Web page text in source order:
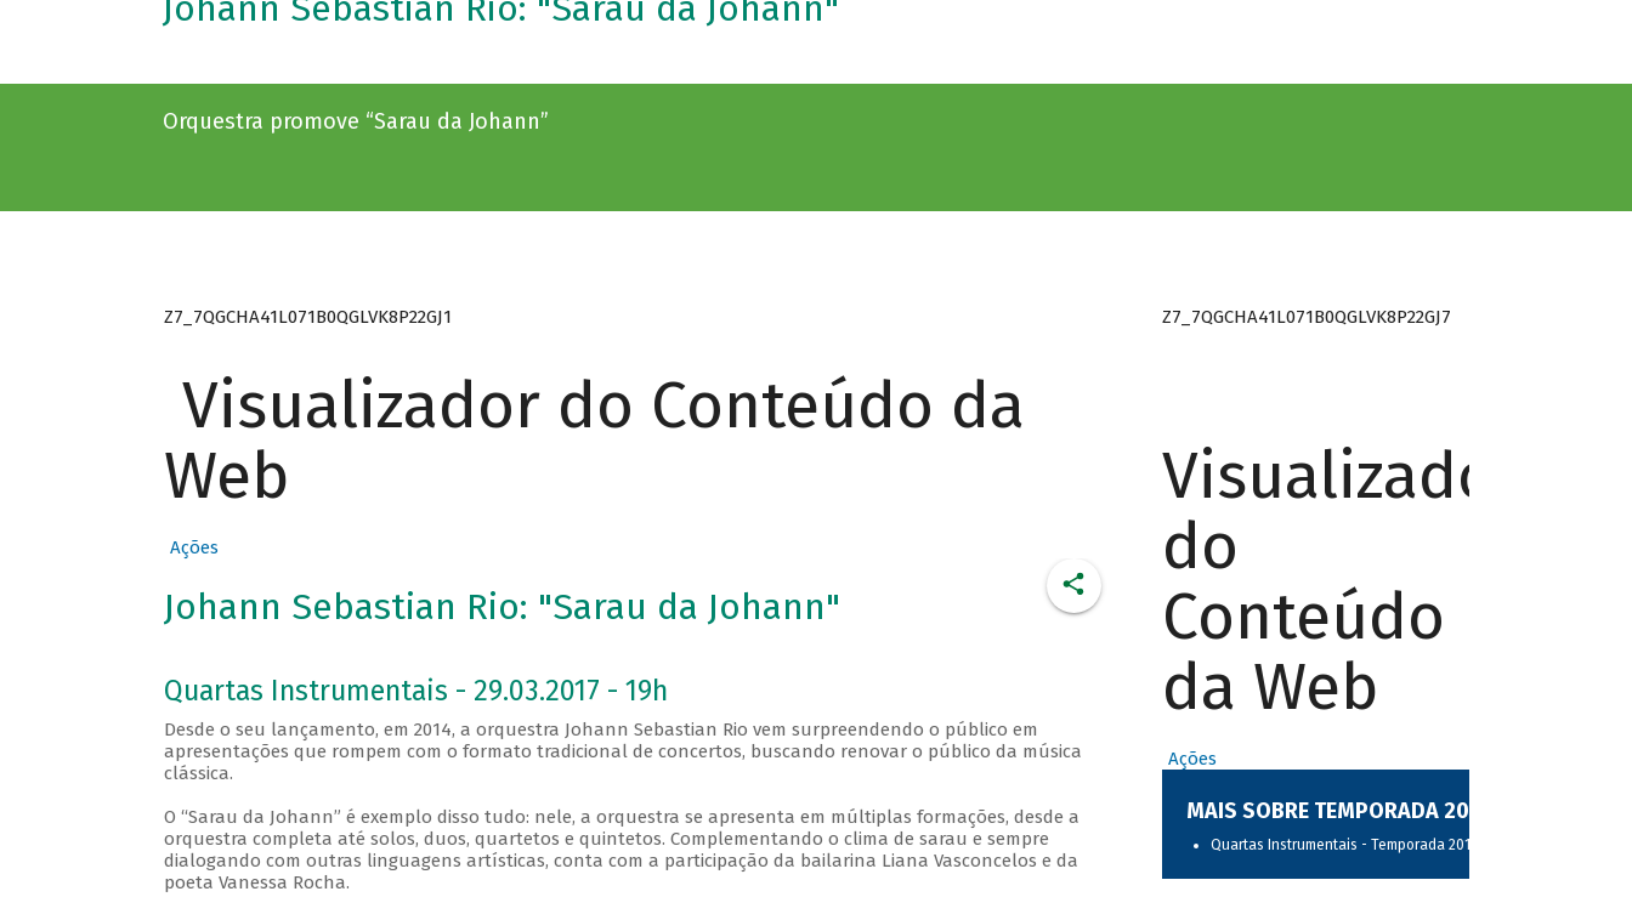
Johann Sebastian Rio: "Sarau da Johann"
Orquestra promove “Sarau da Johann”
Z7_7QGCHA41L071B0QGLVK8P22GJ1
Visualizador do Conteúdo da
Web
Ações
Johann Sebastian Rio: "Sarau da Johann"
Quartas Instrumentais - 29.03.2017 - 19h
Desde o seu lançamento, em 2014, a orquestra Johann Sebastian Rio vem surpreendendo o público em
apresentações que rompem com o formato tradicional de concertos, buscando renovar o público da música
clássica.
O “Sarau da Johann” é exemplo disso tudo: nele, a orquestra se apresenta em múltiplas formações, desde a
orquestra completa até solos, duos, quartetos e quintetos. Complementando o clima de sarau e sempre
dialogando com outras linguagens artísticas, conta com a participação da bailarina Liana Vasconcelos e da
poeta Vanessa Rocha.
Z7_7QGCHA41L071B0QGLVK8P22GJ7
Visualizador
do
Conteúdo
da Web
Ações
MAIS SOBRE TEMPORADA 2017
Quartas Instrumentais - Temporada 2017